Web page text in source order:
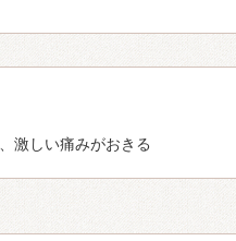
激しい痛みがおきる